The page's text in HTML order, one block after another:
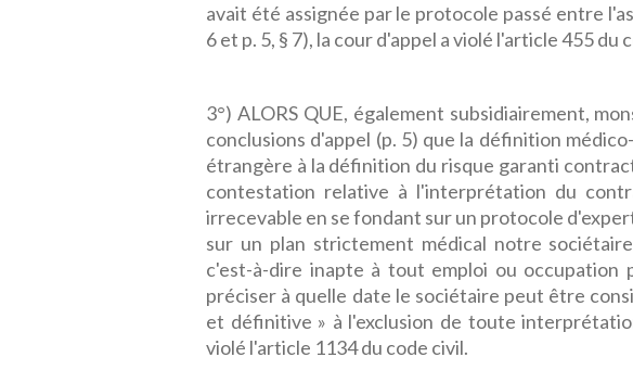
avait été assignée par le protocole passé entre
6 et p. 5, § 7), la cour d'appel a violé l'article 455 du
3°) ALORS QUE, également subsidiairement,
conclusions d'appel (p. 5) que la définition
étrangère à la définition du risque garanti
contestation relative à l'interprétation du
irrecevable en se fondant sur un protocole
sur un plan strictement médical notre
c'est-à-dire inapte à tout emploi ou
préciser à quelle date le sociétaire peut être
et définitive » à l'exclusion de toute
violé l'article 1134 du code civil.